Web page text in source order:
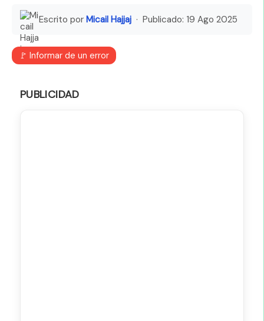
Escrito por Micail Hajjaj · Publicado: 19 Ago 2025
🚩 Informar de un error
PUBLICIDAD